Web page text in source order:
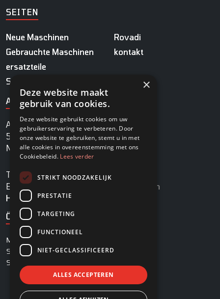
SEITEN
Neue Maschinen
Gebrauchte Maschinen
ersatzteile
Service
Rovadi
kontakt
ADRESSE
Agrobaan 13
5813 EB Ysselsteyn
Niederlande
TEL. +31478745270
E-MAIL
info@rovadi-turfequipment.com
Handelsregister 96455101
ÖFFNUNGSZEITEN
MONTAG – FREITAG
SAMSTAG
08:00 – 12:30 Uhr
SONNTAG
×
Deze website maakt
gebruik van cookies.
Deze website gebruikt cookies om uw
gebruikerservaring te verbeteren. Door
onze website te gebruiken, stemt u in met
alle cookies in overeenstemming met ons
Cookiebeleid. Lees verder
STRIKT NOODZAKELIJK
PRESTATIE
TARGETING
FUNCTIONEEL
NIET-GECLASSIFICEERD
ALLES ACCEPTEREN